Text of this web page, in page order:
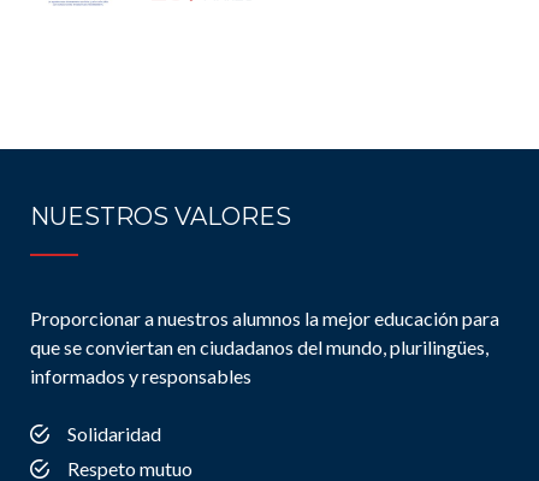
NUESTROS VALORES
Proporcionar a nuestros alumnos la mejor educación para
que se conviertan en ciudadanos del mundo, plurilingües,
informados y responsables
Solidaridad
Respeto mutuo